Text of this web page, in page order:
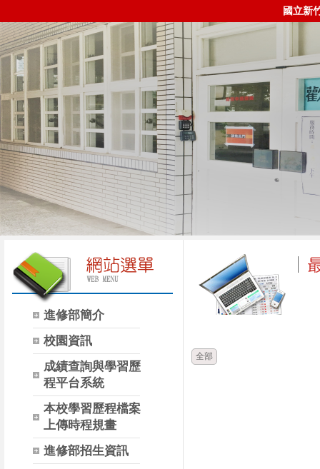
國立新
進修部簡介
校園資訊
成績查詢與學習歷
程平台系統
本校學習歷程檔案
上傳時程規畫
進修部招生資訊
全部